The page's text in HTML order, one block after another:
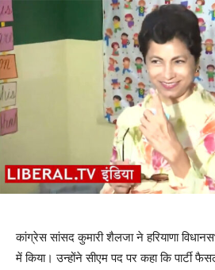
कांग्रेस सांसद कुमारी शैलजा ने हरियाणा
में किया। उन्होंने सीएम पद पर कहा कि पार्टी